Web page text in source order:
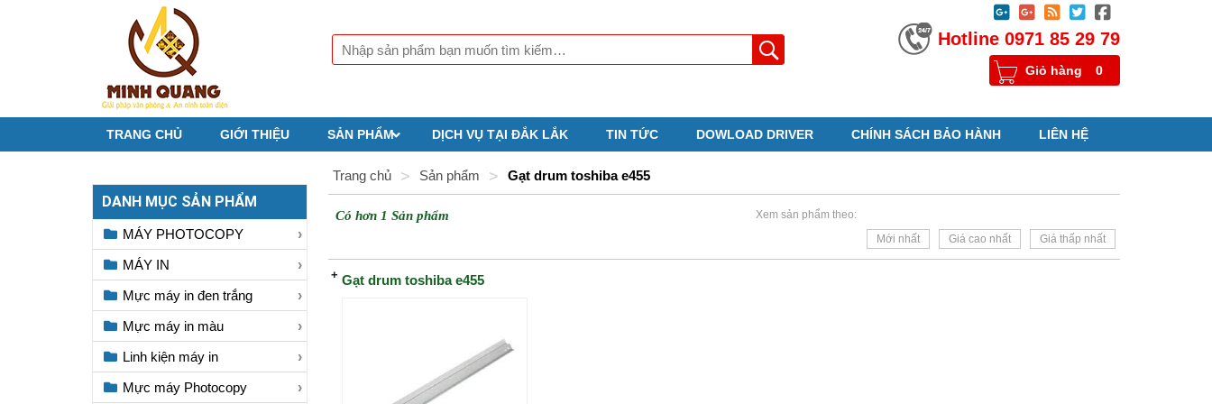





Hotline 0971 85 29 79
Giỏ hàng 0
TRANG CHỦ GIỚI THIỆU SẢN PHẨM DỊCH VỤ TẠI ĐẮK LẮK TIN TỨC DOWLOAD DRIVER CHÍNH SÁCH BẢO HÀNH LIÊN HỆ
Trang chủ > Sản phẩm > Gạt drum toshiba e455
Có hơn 1 Sản phẩm
Xem sản phẩm theo:
Mới nhất
Giá cao nhất Giá thấp nhất
Gạt drum toshiba e455
DANH MỤC SẢN PHẨM
MÁY PHOTOCOPY
MÁY IN
Mực máy in đen trắng
Mực máy in màu
Linh kiện máy in
Mực máy Photocopy